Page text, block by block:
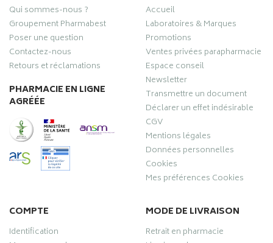
Qui sommes-nous ?
Groupement Pharmabest
Poser une question
Contactez-nous
Retours et réclamations
PHARMACIE EN LIGNE
AGRÉÉE
Accueil
Laboratoires & Marques
Promotions
Ventes privées parapharmacie
Espace conseil
Newsletter
Transmettre un document
Déclarer un effet indésirable
CGV
Mentions légales
Données personnelles
Cookies
Mes préférences Cookies
COMPTE
Identification
MODE DE LIVRAISON
Retrait en pharmacie